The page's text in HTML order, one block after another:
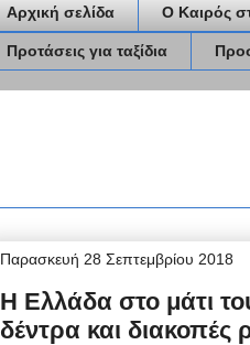
Αρχική σελίδα Ο Καιρός
Προτάσεις για ταξίδια
Παρασκευή 28 Σεπτεμβρίου 2018
Η Ελλάδα στο μάτι
δέντρα και